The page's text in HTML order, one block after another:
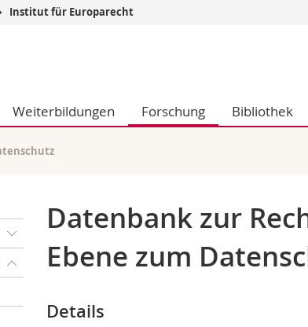
und Sozialwissenschaftliche Fak.
Fak.
für Erziehungs- und Bildungswissenschaften
Institut für Europarecht
Weiterbildungen Forschung Bibliothek
Datenbank zur
Ebene zum
Details